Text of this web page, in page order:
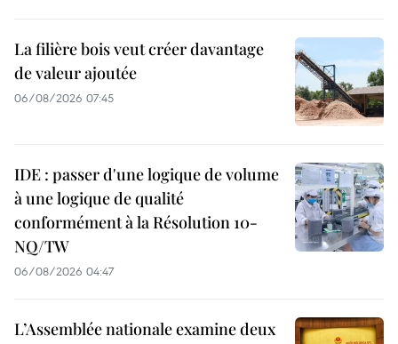
La filière bois veut créer davantage
de valeur ajoutée
06/08/2026 07:45
IDE : passer d'une logique de volume
à une logique de qualité
conformément à la Résolution 10-
NQ/TW
06/08/2026 04:47
L’Assemblée nationale examine deux